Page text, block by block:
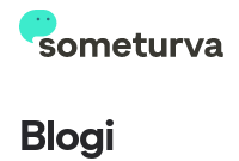
Blogi